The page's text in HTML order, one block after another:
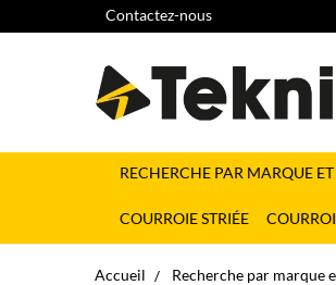
Contactez-nous
RECHERCHE PAR MARQUE
COURROIE STRIÉE
Accueil Recherche par marque